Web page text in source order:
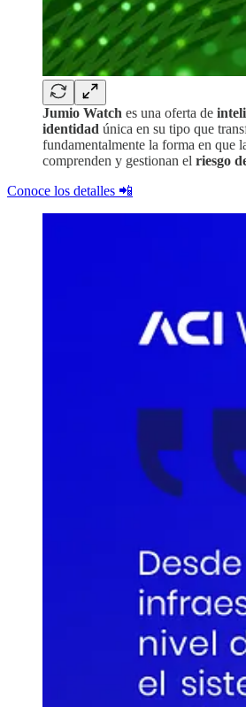
Jumio Watch es una oferta de
identidad única en su tipo que
fundamentalmente la forma en que
comprenden y gestionan el riesgo
Conoce los detalles 📲